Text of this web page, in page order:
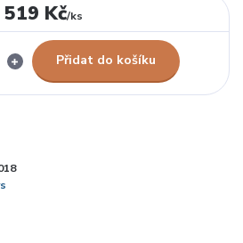
519 Kč/ks
Přidat do košíku